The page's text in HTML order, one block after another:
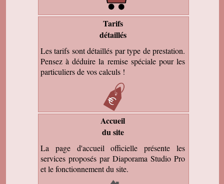
Tarifs
détaillés
Les tarifs sont détaillés par type de prestation.
Pensez à déduire la remise spéciale pour les
particuliers de vos calculs !
Accueil
du site
La page d'accueil officielle présente les
services proposés par Diaporama Studio Pro
et le fonctionnement du site.